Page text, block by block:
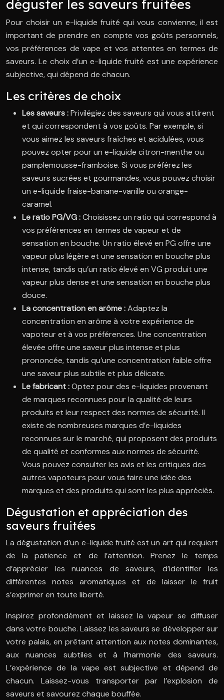
déguster les saveurs fruitées
Pour choisir un e-liquide fruité qui vous convienne, il est
important de prendre en compte vos goûts personnels,
vos préférences de vape et vos attentes en termes de
saveurs. Le choix d’un e-liquide fruité est une expérience
subjective, qui dépend de chacun.
Les critères de choix
Les saveurs :Privilégiez des saveurs qui vous attirent
et qui correspondent à vos goûts. Par exemple, si
vous aimez les saveurs fraîches et acidulées, vous
pouvez opter pour un e-liquide citron-menthe ou
pamplemousse-framboise. Si vous préférez les
saveurs sucrées et gourmandes, vous pouvez choisir
un e-liquide fraise-banane-vanille ou orange-
caramel.
Le ratio PG/VG :Choisissez un ratio qui correspond à
vos préférences en termes de vapeur et de
sensation en bouche. Un ratio élevé en PG offre une
vapeur plus légère et une sensation en bouche plus
intense, tandis qu’un ratio élevé en VG produit une
vapeur plus dense et une sensation en bouche plus
douce.
La concentration en arôme :Adaptez la
concentration en arôme à votre expérience de
vapoteur et à vos préférences. Une concentration
élevée offre une saveur plus intense et plus
prononcée, tandis qu’une concentration faible offre
une saveur plus subtile et plus délicate.
Le fabricant :Optez pour des e-liquides provenant
de marques reconnues pour la qualité de leurs
produits et leur respect des normes de sécurité. Il
existe de nombreuses marques d’e-liquides
reconnues sur le marché, qui proposent des produits
de qualité et conformes aux normes de sécurité.
Vous pouvez consulter les avis et les critiques des
autres vapoteurs pour vous faire une idée des
marques et des produits qui sont les plus appréciés.
Dégustation et appréciation des
saveurs fruitées
La dégustation d’un e-liquide fruité est un art qui requiert
de la patience et de l’attention. Prenez le temps
d’apprécier les nuances de saveurs, d’identifier les
différentes notes aromatiques et de laisser le fruit
s’exprimer en toute liberté.
Inspirez profondément et laissez la vapeur se diffuser
dans votre bouche. Laissez les saveurs se développer sur
votre palais, en prêtant attention aux notes dominantes,
aux nuances subtiles et à l’harmonie des saveurs.
L’expérience de la vape est subjective et dépend de
chacun. Laissez-vous transporter par l’explosion de
saveurs et savourez chaque bouffée.